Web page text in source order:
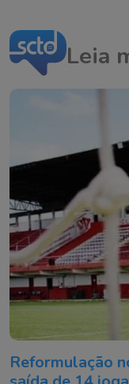
Leia
Reformulação